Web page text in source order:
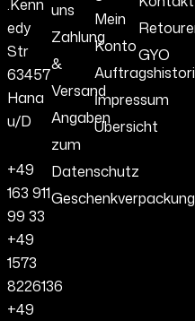
.Kenn
edy
Str
63457
Hana
u/D
+49
163 911
99 33
+49
1573
8226136
+49
uns
Zahlung
&
Versand
Angaben
zum
Datenschutz
Geschenkverpackung
Mein
Konto
İmpressum
Übersicht
GYO